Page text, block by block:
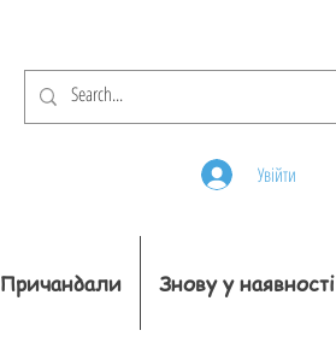
Увійти
Причандали Знову у наявності